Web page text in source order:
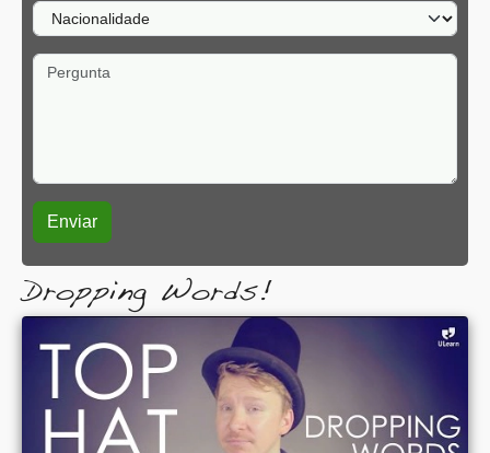
Nacionalidade
Pergunta
Dropping Words!